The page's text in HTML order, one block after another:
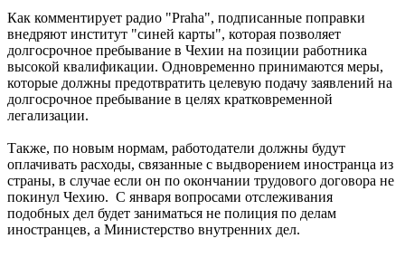
Как комментирует радио "Praha", подписанные поправки
внедряют институт "синей карты", которая позволяет
долгосрочное пребывание в Чехии на позиции работника
высокой квалификации. Одновременно принимаются меры,
которые должны предотвратить целевую подачу заявлений на
долгосрочное пребывание в целях кратковременной
легализации.
Также, по новым нормам, работодатели должны будут
оплачивать расходы, связанные с выдворением иностранца из
страны, в случае если он по окончании трудового договора не
покинул Чехию. С января вопросами отслеживания
подобных дел будет заниматься не полиция по делам
иностранцев, а Министерство внутренних дел.